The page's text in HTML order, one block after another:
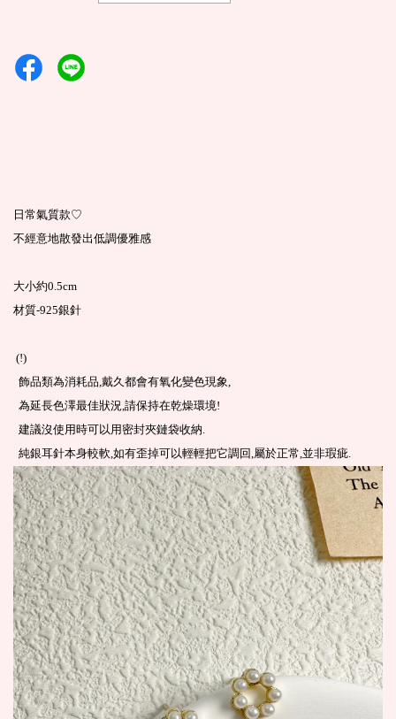
日常氣質款♡
不經意地散發出低調優雅感
大小約0.5cm
材質-925銀針
(!)
飾品類為消耗品,戴久都會有氧化變色現象,
為延長色澤最佳狀況,請保持在乾燥環境!
建議沒使用時可以用密封夾鏈袋收納.
純銀耳針本身較軟,如有歪掉可以輕輕把它調回,屬於正常,並非瑕疵.